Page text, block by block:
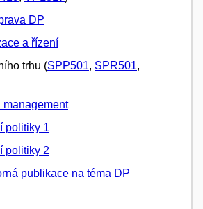
DP
a řízení
trhu (SPP501, SPR501,
management
politiky 1
politiky 2
publikace na téma DP